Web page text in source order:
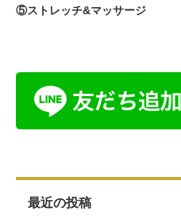
⑤ストレッチ&マッサージ
最近の投稿